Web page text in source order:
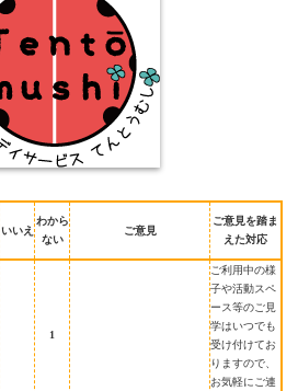
いいえ
わから
ない
ご意見
ご意見を踏ま
えた対応
1
ご利用中の様
子や活動スペ
ース等のご見
学はいつでも
受け付けてお
りますので、
お気軽にご連